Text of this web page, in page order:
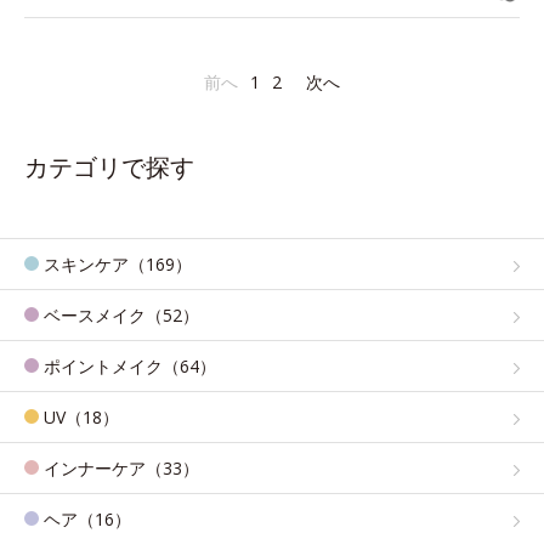
前へ 1 2 次へ
カテゴリで探す
スキンケア（169）
ベースメイク（52）
ポイントメイク（64）
UV（18）
インナーケア（33）
ヘア（16）